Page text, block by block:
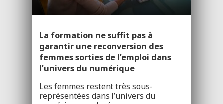
La formation ne suffit pas à
garantir une reconversion des
femmes sorties de l’emploi dans
l’univers du numérique
Les femmes restent très sous-
représentées dans l’univers du